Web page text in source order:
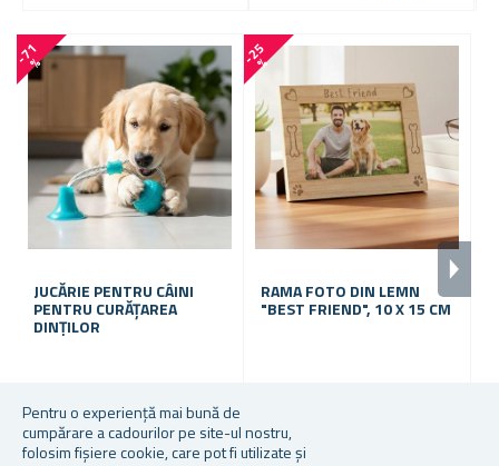
Pentru o experiență mai bună de
cumpărare a cadourilor pe site-ul nostru,
folosim fișiere cookie, care pot fi utilizate și
-
7
1
%
JUCĂRIE PENTRU CÂINI
PENTRU CURĂȚAREA
DINȚILOR
30,11 lei
În stoc
-
2
5
%
RAMA FOTO DIN LEMN
"BEST FRIEND", 10 X 15 CM
31,22 lei